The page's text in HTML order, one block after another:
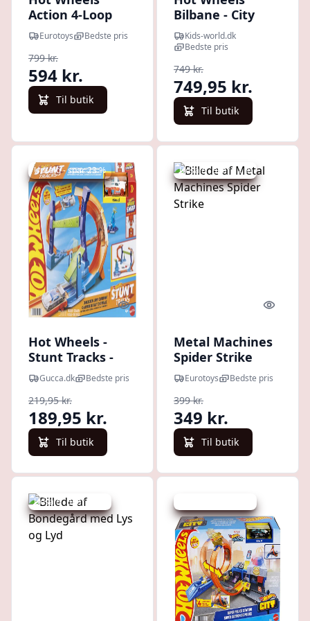
Action 4-Loop
Crash Out
Eurotoys Bedste pris
799 kr.
594 kr.
Til butik
Bilbane - City
Roller Coaster
Rally
Kids-world.dk
Bedste pris
749 kr.
749,95 kr.
Til butik
Udsalg - spar 23 %
Quick look
Hot Wheels -
Stunt Tracks -
Corkscrew Jump
Champion
Gucca.dk Bedste pris
219,95 kr.
189,95 kr.
Til butik
Udsalg - spar 12 %
Quick
Metal Machines
Spider Strike
Eurotoys Bedste pris
399 kr.
349 kr.
Til butik
Udsalg - spar 40 %